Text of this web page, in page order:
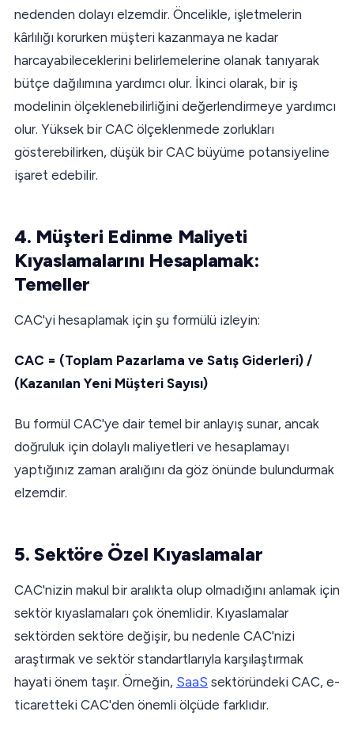
nedenden dolayı elzemdir. Öncelikle, işletmelerin
kârlılığı korurken müşteri kazanmaya ne kadar
harcayabileceklerini belirlemelerine olanak tanıyarak
bütçe dağılımına yardımcı olur. İkinci olarak, bir iş
modelinin ölçeklenebilirliğini değerlendirmeye yardımcı
olur. Yüksek bir CAC ölçeklenmede zorlukları
gösterebilirken, düşük bir CAC büyüme potansiyeline
işaret edebilir.
4. Müşteri Edinme Maliyeti
Kıyaslamalarını Hesaplamak:
Temeller
CAC'yi hesaplamak için şu formülü izleyin:
CAC = (Toplam Pazarlama ve Satış Giderleri) /
(Kazanılan Yeni Müşteri Sayısı)
Bu formül CAC'ye dair temel bir anlayış sunar, ancak
doğruluk için dolaylı maliyetleri ve hesaplamayı
yaptığınız zaman aralığını da göz önünde bulundurmak
elzemdir.
5. Sektöre Özel Kıyaslamalar
CAC'nizin makul bir aralıkta olup olmadığını anlamak için
sektör kıyaslamaları çok önemlidir. Kıyaslamalar
sektörden sektöre değişir, bu nedenle CAC'nizi
araştırmak ve sektör standartlarıyla karşılaştırmak
hayati önem taşır. Örneğin, SaaS sektöründeki CAC, e-
ticaretteki CAC'den önemli ölçüde farklıdır.